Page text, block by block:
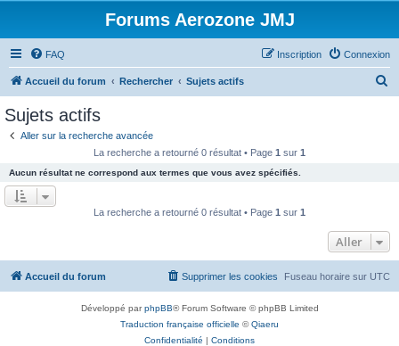
Forums Aerozone JMJ
FAQ Connexion
Inscription
Accueil du forum Rechercher Sujets actifs
e
Sujets actifs
Aller sur la recherche avancée
La recherche a retourné 0 résultat • Page 1 sur 1
Aucun résultat ne correspond aux termes que vous avez spécifiés.
La recherche a retourné 0 résultat • Page 1 sur 1
Aller
Accueil du forum Fuseau horaire sur UTC
Supprimer les cookies
Développé parphpBB® Forum Software © phpBB Limited
Traduction française officielle ©Qiaeru
Confidentialité | Conditions